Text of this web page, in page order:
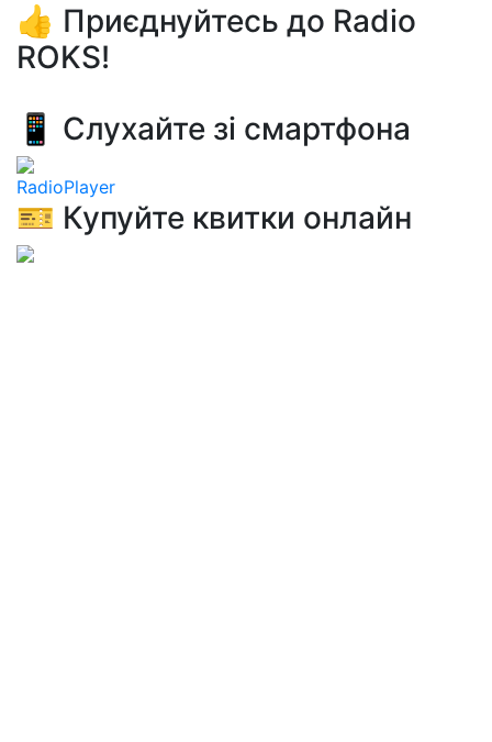
👍 Приєднуйтесь до Radio
ROKS!
📱 Слухайте зі смартфона
RadioPlayer
🎫 Купуйте квитки онлайн